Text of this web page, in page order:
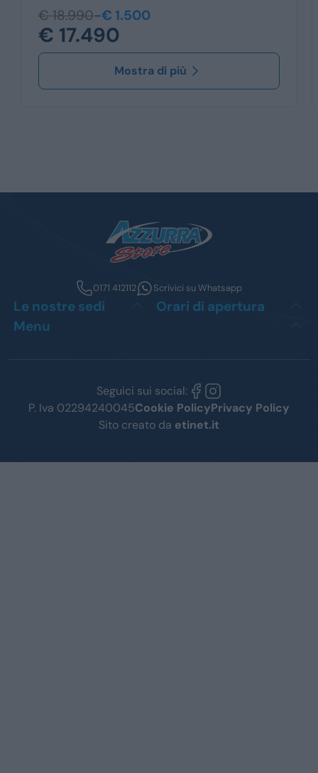
€ 18.990-€ 1.500
€ 17.490
Mostra di più
0171 412112 Scrivici su Whatsapp
Le nostre sedi
Orari di apertura
Menu
Seguici sui social:
P. Iva 02294240045Cookie PolicyPrivacy Policy
Sito creato da etinet.it